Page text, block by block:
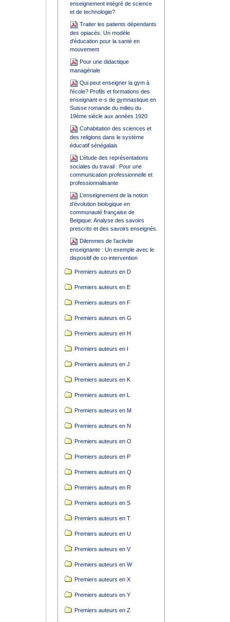
enseignement intégré de science
et de technologie?
Traiter les patients dépendants
des opiacés: Un modèle
d'éducation pour la santé en
mouvement
Pour une didactique
managériale
Qui peut enseigner la gym à
l'école? Profils et formations des
enseignant-e-s de gymnastique en
Suisse romande du milieu du
19ème siècle aux années 1920
Cohabitation des sciences et
des religions dans le système
éducatif sénégalais
L’étude des représentations
sociales du travail : Pour une
communication professionnelle et
professionnalisante
L’enseignement de la notion
d’évolution biologique en
communauté française de
Belgique: Analyse des savoirs
prescrits et des savoirs enseignés.
Dilemmes de l’activite
enseignante : Un exemple avec le
dispositif de co-intervention
Premiers auteurs en D
Premiers auteurs en E
Premiers auteurs en F
Premiers auteurs en G
Premiers auteurs en H
Premiers auteurs en I
Premiers auteurs en J
Premiers auteurs en K
Premiers auteurs en L
Premiers auteurs en M
Premiers auteurs en N
Premiers auteurs en O
Premiers auteurs en P
Premiers auteurs en Q
Premiers auteurs en R
Premiers auteurs en S
Premiers auteurs en T
Premiers auteurs en U
Premiers auteurs en V
Premiers auteurs en W
Premiers auteurs en X
Premiers auteurs en Y
Premiers auteurs en Z